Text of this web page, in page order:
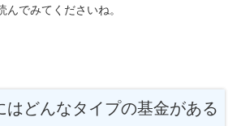
んでみてくださいね。
はどんなタイプの基金がある